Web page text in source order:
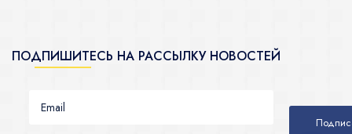
ПОДПИШИТЕСЬ НА РАССЫЛКУ НОВОСТЕЙ